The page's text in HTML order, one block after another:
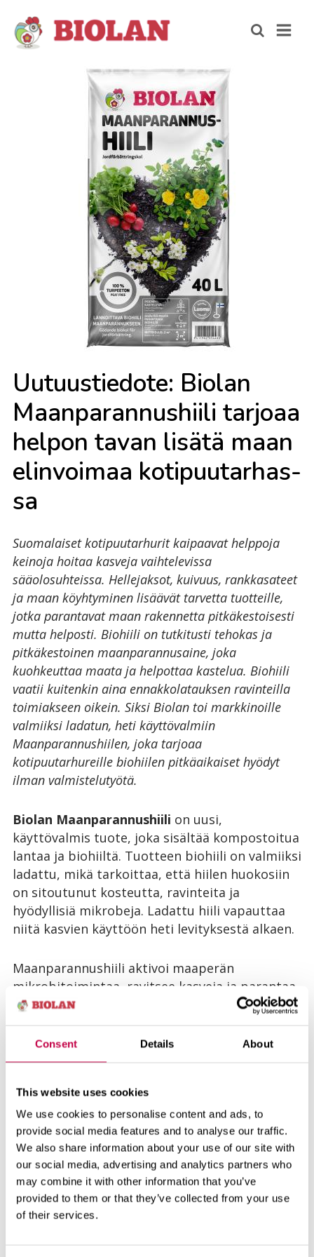
Consent Details About
This website uses cookies
We use cookies to personalise content and ads, to
provide social media features and to analyse our traffic.
We also share information about your use of our site with
our social media, advertising and analytics partners who
may combine it with other information that you’ve
provided to them or that they’ve collected from your use
of their services.
Uu­tuus­tie­do­te: Bio­lan
Maan­pa­ran­nus­hii­li tar­jo­aa
hel­pon ta­van li­sä­tä maan
elin­voi­maa ko­ti­puu­tar­has­
sa
Suomalaiset kotipuutarhurit kaipaavat helppoja
keinoja hoitaa kasveja vaihtelevissa
sääolosuhteissa. Hellejaksot, kuivuus, rankkasateet
ja maan köyhtyminen lisäävät tarvetta tuotteille,
jotka parantavat maan rakennetta pitkäkestoisesti
mutta helposti. Biohiili on tutkitusti tehokas ja
pitkäkestoinen maanparannusaine, joka
kuohkeuttaa maata ja helpottaa kastelua. Biohiili
vaatii kuitenkin aina ennakkolatauksen ravinteilla
toimiakseen oikein. Siksi Biolan toi markkinoille
valmiiksi ladatun, heti käyttövalmiin
Maanparannushiilen, joka tarjoaa
kotipuutarhureille biohiilen pitkäaikaiset hyödyt
ilman valmistelutyötä.
Biolan Maanparannushiili on uusi,
käyttövalmis tuote, joka sisältää kompostoitua
lantaa ja biohiiltä. Tuotteen biohiili on valmiiksi
ladattu, mikä tarkoittaa, että hiilen huokosiin
on sitoutunut kosteutta, ravinteita ja
hyödyllisiä mikrobeja. Ladattu hiili vapauttaa
niitä kasvien käyttöön heti levityksestä alkaen.
Maanparannushiili aktivoi maaperän
mikrobitoimintaa, ravitsee kasveja ja parantaa
maan multavuutta sekä rakennetta. Biohiilen
kasteluväliä ja auttaa kasveja kestämään
paremmin sateettomia jaksoja. Kestävän
maata pitkäaikaisesti, mikä edesauttaa
juuriston hyvinvointia ja kasvua. Biohiilen
huokosrakenne tarjoaa samalla suotuisan
elinympäristön hyödyllisille mikrobeille, jotka
tehostavat ravinteiden vapautumista sekä
vilkastuttavat maan biologista toimintaa.
Kompostin mukana kasvualustaan tulee
runsaasti pitkävaikutteisia ravinteita, ja